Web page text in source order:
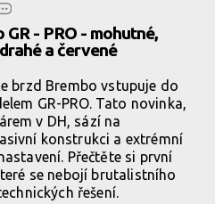
- PRO - mohutné,
a červené
brzd Brembo vstupuje do
GR-PRO. Tato novinka,
v DH, sází na
konstrukci a extrémní
Přečtěte si první
se nebojí brutalistního
řešení.